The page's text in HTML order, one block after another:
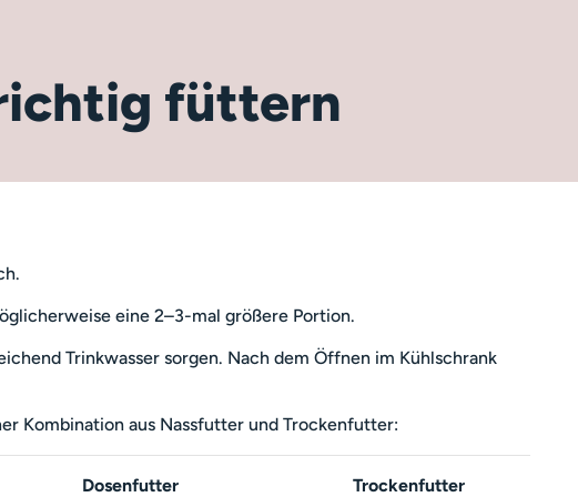
füttern
eine 2–3-mal größere Portion.
Trinkwasser sorgen. Nach dem Öffnen im Kühlschrank
Kombination aus Nassfutter und Trockenfutter:
Dosenfutter Trockenfutter